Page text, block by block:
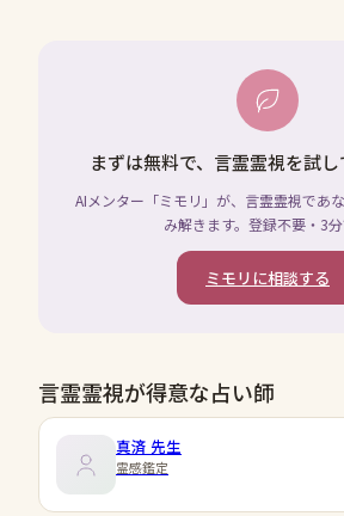
まずは無料で、言霊霊視を試
AIメンター「ミモリ」が、言霊霊視であ
み解きます。登録不要・3分
ミモリに相談する
言霊霊視が得意な占い師
真済 先生
霊感鑑定